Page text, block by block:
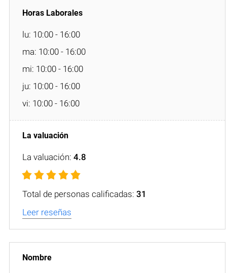
lu: 10:00 - 16:00
ma: 10:00 - 16:00
mi: 10:00 - 16:00
ju: 10:00 - 16:00
vi: 10:00 - 16:00
La valuación: 4.8
Total de personas calificadas: 31
Leer reseñas